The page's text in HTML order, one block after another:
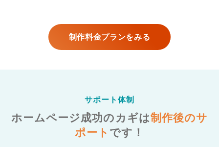
制作料金プランをみる
サポート体制
ホームページ成功のカギは制作後のサ
ポート です！